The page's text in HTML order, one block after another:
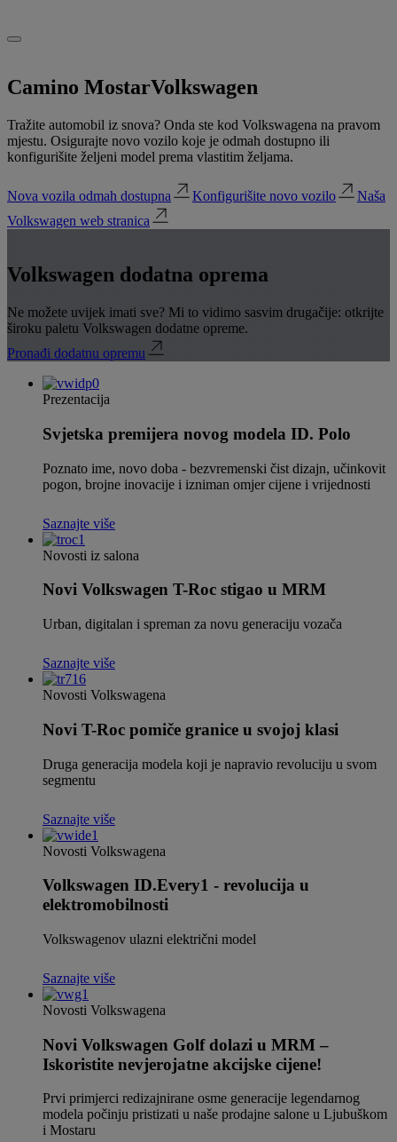
Camino MostarVolkswagen
Tražite automobil iz snova? Onda ste kod Volkswagena na pravom
mjestu. Osigurajte novo vozilo koje je odmah dostupno ili
konfigurišite željeni model prema vlastitim željama.
Nova vozila odmah dostupna Konfigurišite novo vozilo
Naša
Volkswagen web stranica
Volkswagen dodatna oprema
Ne možete uvijek imati sve? Mi to vidimo sasvim drugačije: otkrijte
široku paletu Volkswagen dodatne opreme.
Pronađi dodatnu opremu
Prezentacija
Svjetska premijera novog modela ID. Polo
Poznato ime, novo doba - bezvremenski čist dizajn, učinkovit
pogon, brojne inovacije i izniman omjer cijene i vrijednosti
Saznajte više
Novosti iz salona
Novi Volkswagen T-Roc stigao u MRM
Urban, digitalan i spreman za novu generaciju vozača
Saznajte više
Novosti Volkswagena
Novi T-Roc pomiče granice u svojoj klasi
Druga generacija modela koji je napravio revoluciju u svom
segmentu
Saznajte više
Novosti Volkswagena
Volkswagen ID.Every1 - revolucija u
elektromobilnosti
Volkswagenov ulazni električni model
Saznajte više
Novosti Volkswagena
Novi Volkswagen Golf dolazi u MRM –
Iskoristite nevjerojatne akcijske cijene!
Prvi primjerci redizajnirane osme generacije legendarnog
modela počinju pristizati u naše prodajne salone u Ljubuškom
i Mostaru